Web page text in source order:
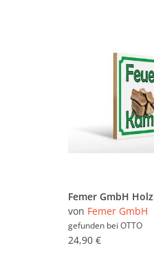
von Femer GmbH
gefunden bei OTTO
24,90 €